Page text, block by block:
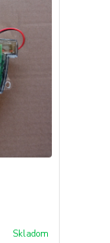
Skladom